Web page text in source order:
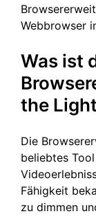
Webbrowser
Was ist
the
Die
beliebtes
Fähigkeit
zu dimmen